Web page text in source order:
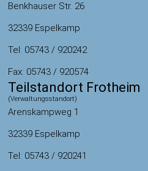
Benkhauser Str. 26
32339 Espelkamp
Tel: 05743 / 920242
Fax: 05743 / 920574
Teilstandort Frotheim
(Verwaltungsstandort)
Arenskampweg 1
32339 Espelkamp
Tel: 05743 / 920241